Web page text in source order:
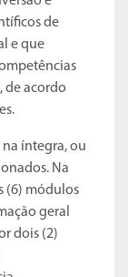
de
e que
de acordo
íntegra, ou
Na
(6) módulos
geral
dois (2)